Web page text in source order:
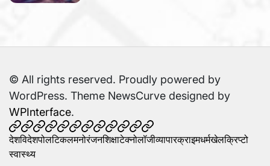
© All rights reserved. Proudly powered by
WordPress. Theme NewsCurve designed by
WPInterface.
देशविदेशपोलटिकल
मनोरंजन
शिक्षाटेक्नोलॉजी
व्यापारक्राइम
धर्मखेलक्रिप्टोस्वास्थ्य
देशविदेशपोलटिकलमनोरंजनशिक्षाटेक्नोलॉजीव्यापारक्राइमधर्मखेलक्रिप्टो
स्वास्थ्य